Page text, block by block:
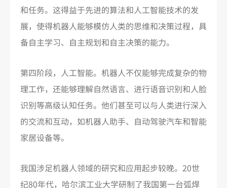
和任务。这得益于先进的算法和人工智能技术的发
展，使得机器人能够模仿人类的思维和决策过程，具
备自主学习、自主规划和自主决策的能力。
第四阶段，人工智能。机器人不仅能够完成复杂的物
理工作，还能够理解自然语言、进行语音识别和人脸
识别等高级认知任务。他们甚至可以与人类进行深入
的交流和互动，如机器人助手、自动驾驶汽车和智能
家居设备等。
我国涉足机器人领域的研究和应用起步较晚。20世
纪80年代，哈尔滨工业大学研制了我国第一台弧焊